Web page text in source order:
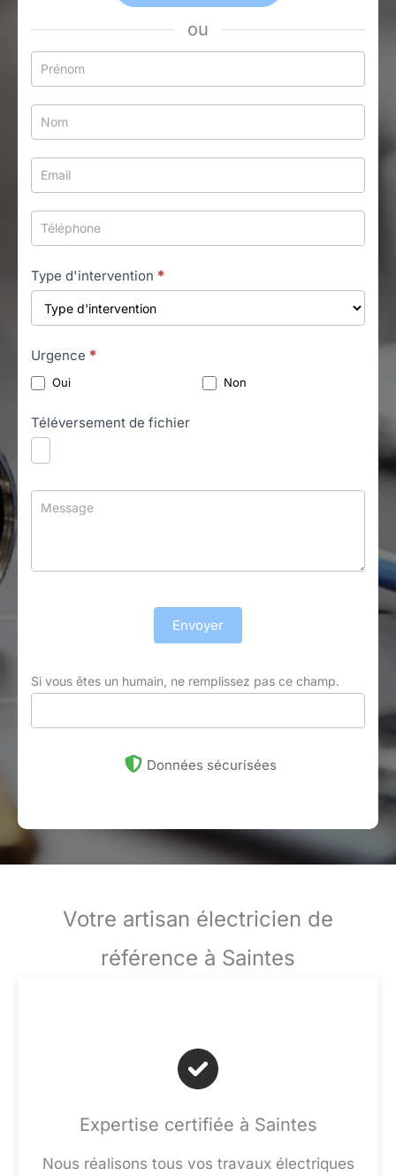
ou
Formulaire
simple
avec
téléphone
Type d'intervention *
Urgence *
Oui Non
Téléversement de fichier
Envoyer
Si vous êtes un humain, ne remplissez pas ce champ.
Données sécurisées
Votre artisan électricien de
référence à Saintes
Expertise certifiée à Saintes
Nous réalisons tous vos travaux électriques